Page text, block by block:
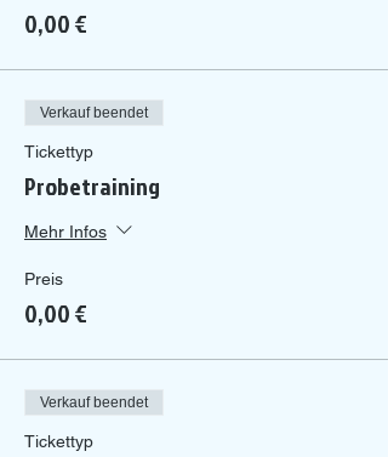
0,00 €
Verkauf beendet
Tickettyp
Probetraining
Mehr Infos
Preis
0,00 €
Verkauf beendet
Tickettyp